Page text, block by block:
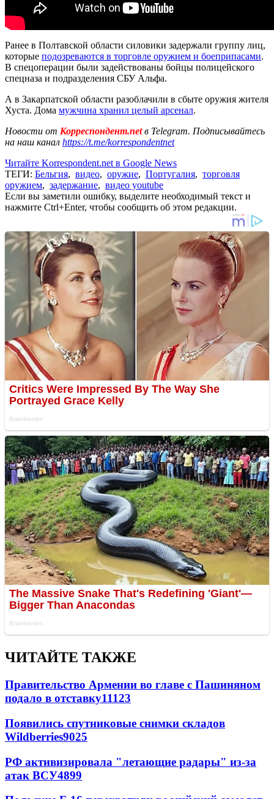
Ранее в Полтавской области силовики задержали группу лиц,
которые подозреваются в торговле оружием и боеприпасами.
В спецоперации были задействованы бойцы полицейского
спецназа и подразделения СБУ Альфа.
А в Закарпатской области разоблачили в сбыте оружия жителя
Хуста. Дома мужчина хранил целый арсенал.
Новости от Корреспондент.netв Telegram. Подписывайтесь
на наш канал https://t.me/korrespondentnet
Читайте Korrespondent.net в Google News
ТЕГИ: Бельгия, видео, оружие, Португалия, торговля
оружием, задержание, видео youtube
Если вы заметили ошибку, выделите необходимый текст и
нажмите Ctrl+Enter, чтобы сообщить об этом редакции.
ЧИТАЙТЕ ТАКЖЕ
Правительство Армении во главе с Пашиняном
подало в отставку11123
Появились спутниковые снимки складов
Wildberries9025
РФ активизировала "летающие радары" из-за
атак ВСУ4899